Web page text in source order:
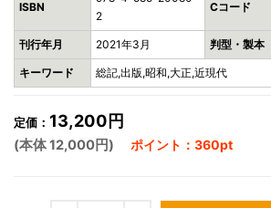
ISBN
2
Cコード
刊行年月 2021年3月 判型・製本
キーワード 総記,出版,昭和,大正,近現代
定価： 13,200円
(本体 12,000円) ポイント：360pt